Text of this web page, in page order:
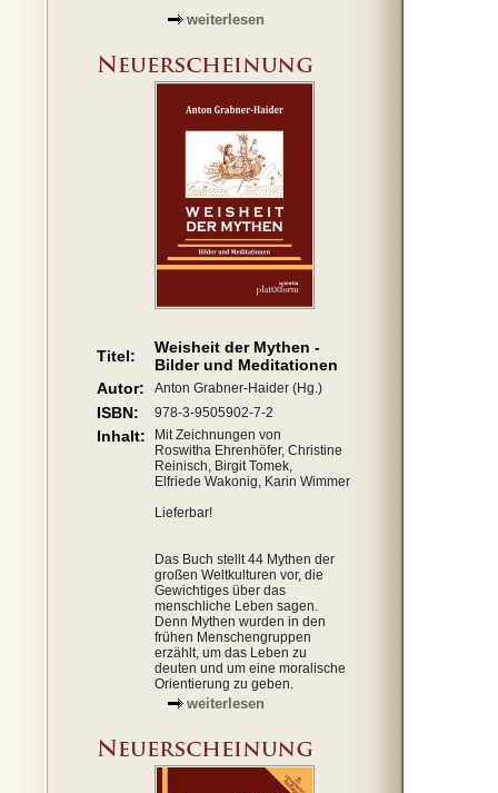
weiterlesen
Titel:
Weisheit der Mythen -
Bilder und Meditationen
Autor:
Anton Grabner-Haider (Hg.)
ISBN: 978-3-9505902-7-2
Inhalt:
Mit Zeichnungen von
Roswitha Ehrenhöfer, Christine
Reinisch, Birgit Tomek,
Elfriede Wakonig, Karin Wimmer
Lieferbar!
Das Buch stellt 44 Mythen der
großen Weltkulturen vor, die
Gewichtiges über das
menschliche Leben sagen.
Denn Mythen wurden in den
frühen Menschengruppen
erzählt, um das Leben zu
deuten und um eine moralische
Orientierung zu geben.
weiterlesen